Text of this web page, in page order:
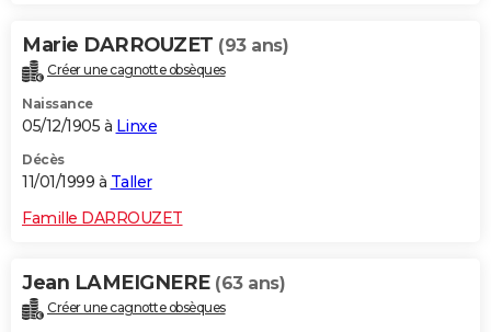
Marie DARROUZET (93 ans)
Créer une cagnotte obsèques
Naissance
05/12/1905 à Linxe
Décès
11/01/1999 à Taller
Famille DARROUZET
Jean LAMEIGNERE (63 ans)
Créer une cagnotte obsèques